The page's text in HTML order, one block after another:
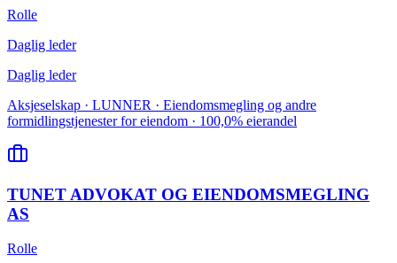
Rolle
Daglig leder
Daglig leder
Aksjeselskap · LUNNER · Eiendomsmegling og andre
formidlingstjenester for eiendom · 100,0% eierandel
TUNET ADVOKAT OG EIENDOMSMEGLING
AS
Rolle